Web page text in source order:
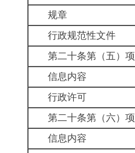
规章
行政规范性文件
第二十条第（五）项
信息内容
行政许可
第二十条第（六）项
信息内容